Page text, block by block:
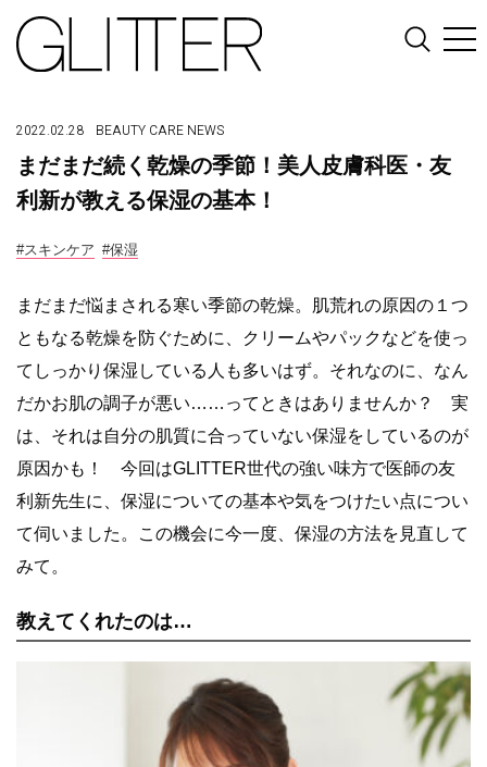
2022.02.28 BEAUTY CARE NEWS
まだまだ続く乾燥の季節！美人皮膚科医・友
利新が教える保湿の基本！
#スキンケア #保湿
まだまだ悩まされる寒い季節の乾燥。肌荒れの原因の１つ
ともなる乾燥を防ぐために、クリームやパックなどを使っ
てしっかり保湿している人も多いはず。それなのに、なん
だかお肌の調子が悪い……ってときはありませんか？ 実
は、それは自分の肌質に合っていない保湿をしているのが
原因かも！ 今回はGLITTER世代の強い味方で医師の友
利新先生に、保湿についての基本や気をつけたい点につい
て伺いました。この機会に今一度、保湿の方法を見直して
みて。
教えてくれたのは…